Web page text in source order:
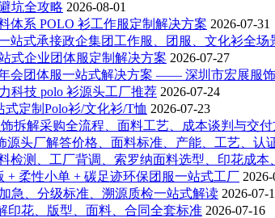
坑全攻略 2026-08-01
体系 POLO 衫工作服定制解决方案 2026-07-31
站式承接政企集团工作服、团服、文化衫全场
式企业团体服定制解决方案 2026-07-27
会团体服一站式解决方案 —— 深圳市宏展服饰
科技 polo 衫源头工厂推荐 2026-07-24
定制Polo衫/文化衫/T恤 2026-07-23
拆解采购全流程、面料工艺、成本谈判与交付
源头厂解答价格、面料标准、产能、工艺、认
检测、工厂背调、索罗纳面料选型、印花成本
+ 柔性小单 + 碳足迹环保团服一站式工厂
急、分级标准、溯源质检一站式解读 2026-07-
印花、版型、面料、合同全套标准 2026-07-16